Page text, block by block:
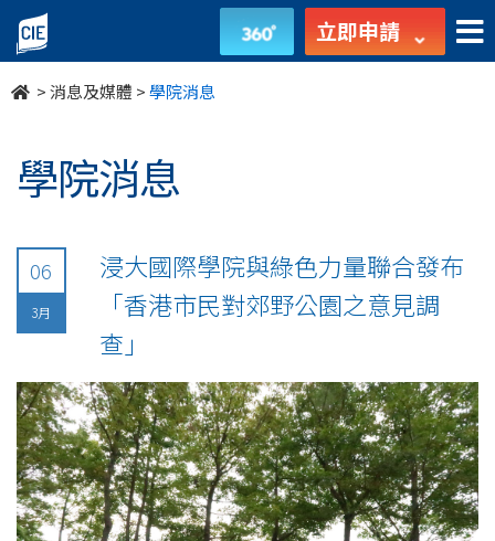
undefined 立即申請
>消息及媒體 >學院消息
學院消息
06
3月
浸大國際學院與綠色力量聯合發布
「香港市民對郊野公園之意見調
查」